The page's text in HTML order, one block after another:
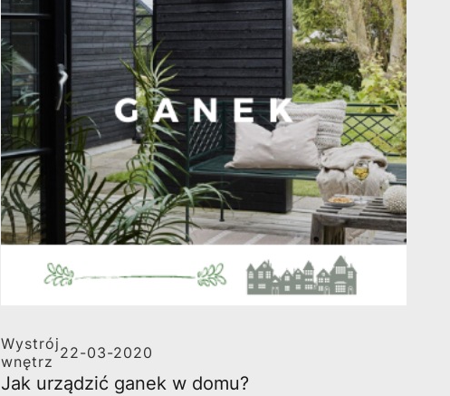
Wystrój
wnętrz 22-03-2020
Jak urządzić ganek w domu?